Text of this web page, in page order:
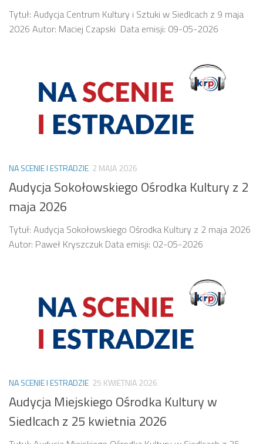
Tytuł: Audycja Centrum Kultury i Sztuki w Siedlcach z 9 maja
2026 Autor: Maciej Czapski Data emisji: 09-05-2026
NA SCENIE I ESTRADZIE 2 MAJA 2026
Audycja Sokołowskiego Ośrodka Kultury z 2
maja 2026
Tytuł: Audycja Sokołowskiego Ośrodka Kultury z 2 maja 2026
Autor: Paweł Kryszczuk Data emisji: 02-05-2026
NA SCENIE I ESTRADZIE 25 KWIETNIA 2026
Audycja Miejskiego Ośrodka Kultury w
Siedlcach z 25 kwietnia 2026